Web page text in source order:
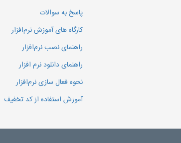
پاسخ به سوالات
کارگاه های آموزش نرم‌افزار
راهنمای نصب نرم‌افزار
راهنمای دانلود نرم افزار
نحوه فعال سازی نرم‌افزار
آموزش استفاده از کد تخفیف